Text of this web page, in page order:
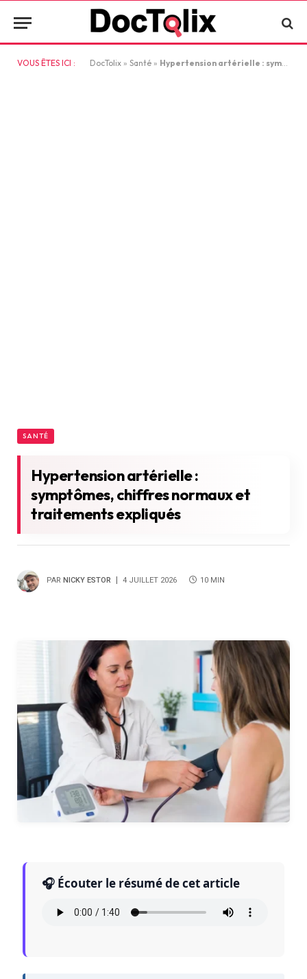
VOUS ÊTES ICI : DocTolix » Santé » Hypertension artérielle : symptômes, chiffres normaux et traitements expliqués
SANTÉ
Hypertension artérielle :
symptômes, chiffres normaux et
traitements expliqués
PAR NICKY ESTOR 4 JUILLET 2026 10 MIN
🎧 Écouter le résumé de cet article